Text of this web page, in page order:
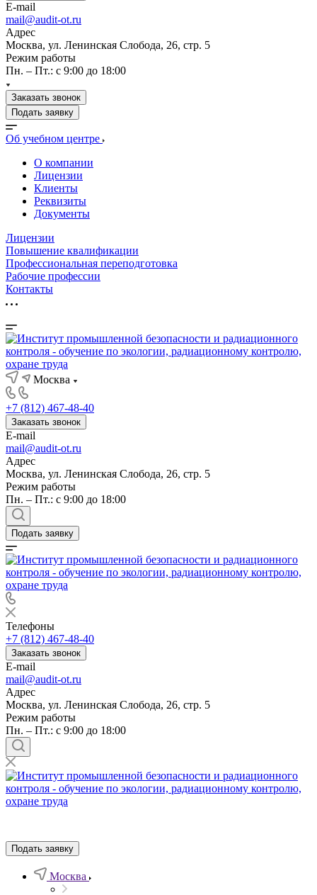
E-mail
mail@audit-ot.ru
Адрес
Москва, ул. Ленинская Слобода, 26, стр. 5
Режим работы
Пн. – Пт.: с 9:00 до 18:00
Заказать звонок
Подать заявку
Об учебном центре
О компании
Лицензии
Клиенты
Реквизиты
Документы
Лицензии
Повышение квалификации
Профессиональная переподготовка
Рабочие профессии
Контакты
Москва
+7 (812) 467-48-40
Заказать звонок
E-mail
mail@audit-ot.ru
Адрес
Москва, ул. Ленинская Слобода, 26, стр. 5
Режим работы
Пн. – Пт.: с 9:00 до 18:00
Подать заявку
Телефоны
+7 (812) 467-48-40
Заказать звонок
E-mail
mail@audit-ot.ru
Адрес
Москва, ул. Ленинская Слобода, 26, стр. 5
Режим работы
Пн. – Пт.: с 9:00 до 18:00
Подать заявку
Москва